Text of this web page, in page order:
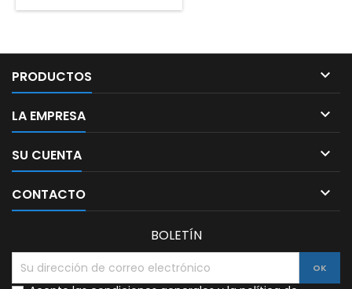
PRODUCTOS 
LA EMPRESA 
SU CUENTA 
CONTACTO 
BOLETÍN